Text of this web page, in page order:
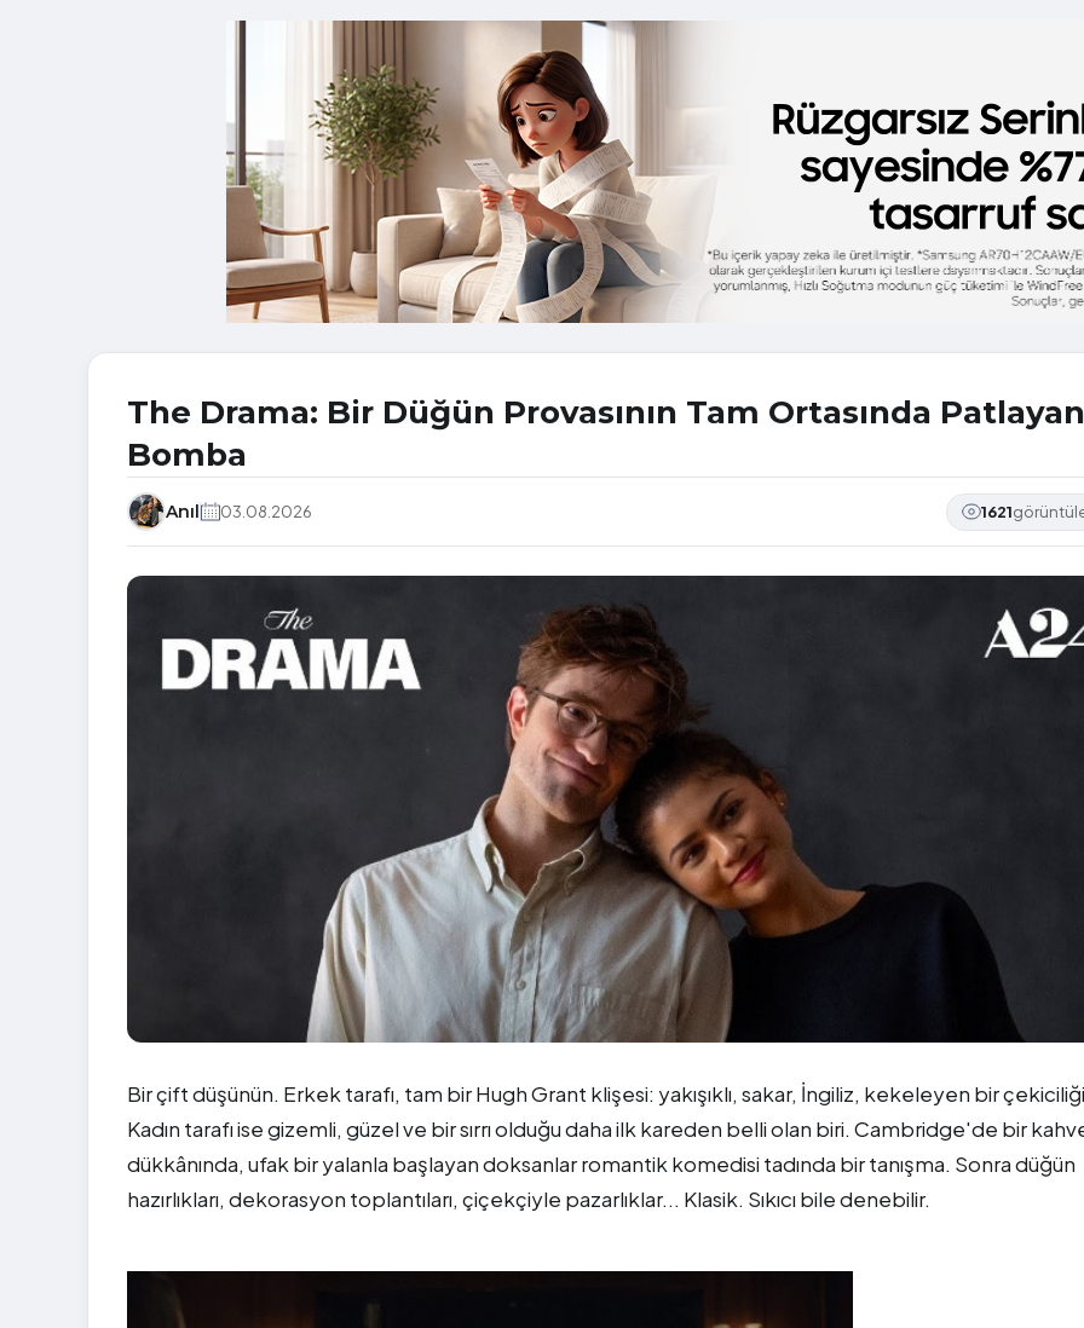
The Drama: Bir Düğün Provasının Tam Ortasında Patlayan
Bomba
Anıl 03.08.2026 1621
Bir çift düşünün. Erkek tarafı, tam bir Hugh Grant klişesi: yakışıklı, sakar, İngiliz, kekeleyen bir
Kadın tarafı ise gizemli, güzel ve bir sırrı olduğu daha ilk kareden belli olan biri. Cambridge'de bir
dükkânında, ufak bir yalanla başlayan doksanlar romantik komedisi tadında bir tanışma. Sonra düğün
hazırlıkları, dekorasyon toplantıları, çiçekçiyle pazarlıklar... Klasik. Sıkıcı bile denebilir.